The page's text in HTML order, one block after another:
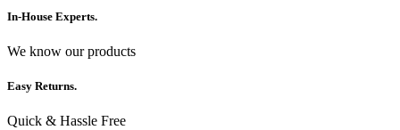
In-House Experts.
We know our products
Easy Returns.
Quick & Hassle Free